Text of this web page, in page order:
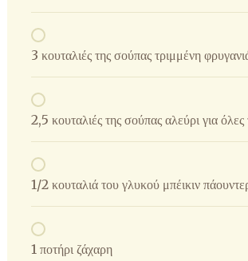
3 κουταλιές της σούπας τριμμένη
2,5 κουταλιές της σούπας αλεύρι για όλες
1/2 κουταλιά του γλυκού μπέικιν
1 ποτήρι ζάχαρη